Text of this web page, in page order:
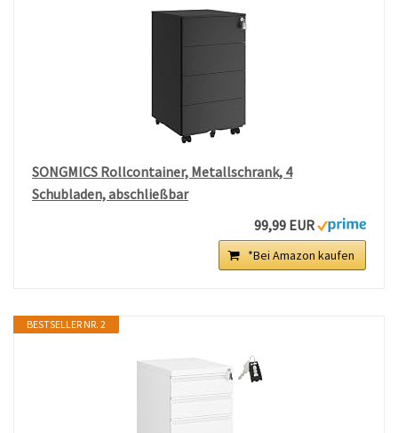
SONGMICS Rollcontainer, Metallschrank, 4
Schubladen, abschließbar
99,99 EUR
*Bei Amazon kaufen
BESTSELLER NR. 2